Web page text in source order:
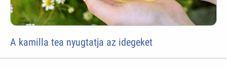
A kamilla tea nyugtatja az idegeket